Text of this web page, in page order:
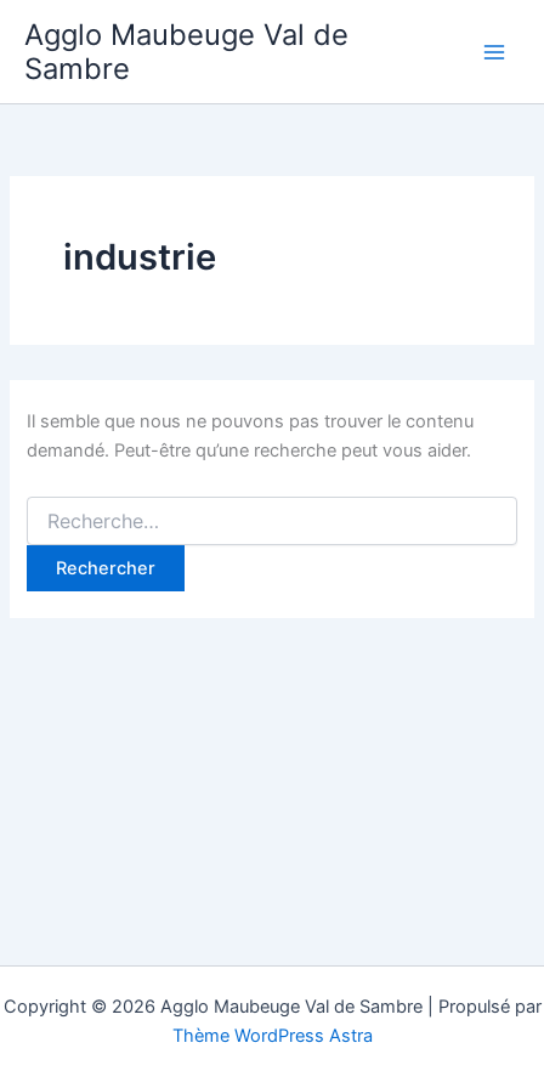
contenu
Agglo Maubeuge Val de
Sambre
industrie
Il semble que nous ne pouvons pas trouver le contenu
demandé. Peut-être qu’une recherche peut vous aider.
Rechercher :
Copyright © 2026 Agglo Maubeuge Val de Sambre | Propulsé par
Thème WordPress Astra